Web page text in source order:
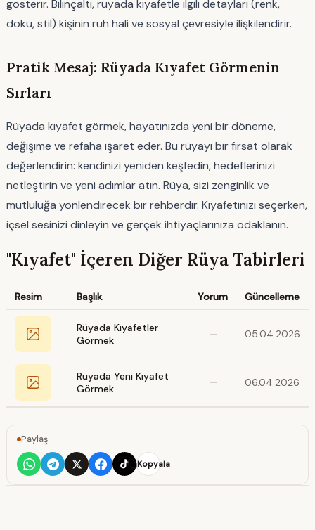
gösterir. Bilinçaltı, rüyada kıyafetle ilgili detayları (renk,
doku, stil) kişinin ruh hali ve sosyal çevresiyle ilişkilendirir.
Pratik Mesaj: Rüyada Kıyafet Görmenin
Sırları
Rüyada kıyafet görmek, hayatınızda yeni bir döneme,
değişime ve refaha işaret eder. Bu rüyayı bir fırsat olarak
değerlendirin: kendinizi yeniden keşfedin, hedeflerinizi
netleştirin ve yeni adımlar atın. Rüya, sizi zenginlik ve
mutluluğa yönlendirecek bir rehberdir. Kıyafetinizi seçerken,
içsel sesinizi dinleyin ve gerçek ihtiyaçlarınıza odaklanın.
"Kıyafet" İçeren Diğer Rüya Tabirleri
Resim Başlık Yorum Güncelleme
Rüyada Kıyafetler
Görmek
— 05.04.2026
Rüyada Yeni Kıyafet
Görmek
— 06.04.2026
Paylaş
Kopyala